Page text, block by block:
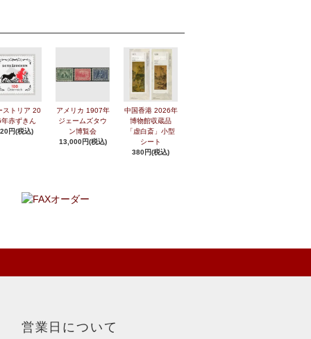
ストリア 20
赤ずきん
円(税込)
アメリカ 1907年
ジェームズタウ
ン博覧会
13,000円(税込)
中国香港 2026年
博物館収蔵品
「虚白斎」小型
シート
380円(税込)
営業日について